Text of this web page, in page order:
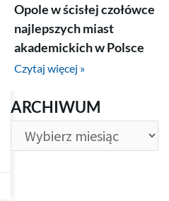
Opole w ścisłej czołówce
najlepszych miast
akademickich w Polsce
Czytaj więcej »
ARCHIWUM
ARCHIWUM